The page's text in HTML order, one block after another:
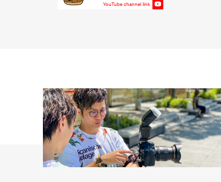
YouTube channel link